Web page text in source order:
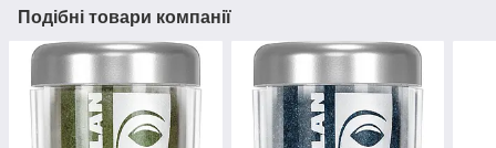
Подібні товари компанії